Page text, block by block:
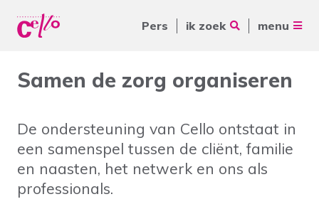
Pers ik zoek menu
Voor vrijwilligers
Voor verwijzers
Over Cello
Waar kunnen wij jou mee
helpen?
Veelgebruikte zoektermen
Samen de zorg organiseren
De ondersteuning van Cello ontstaat in
een samenspel tussen de cliënt, familie
en naasten, het netwerk en ons als
professionals.